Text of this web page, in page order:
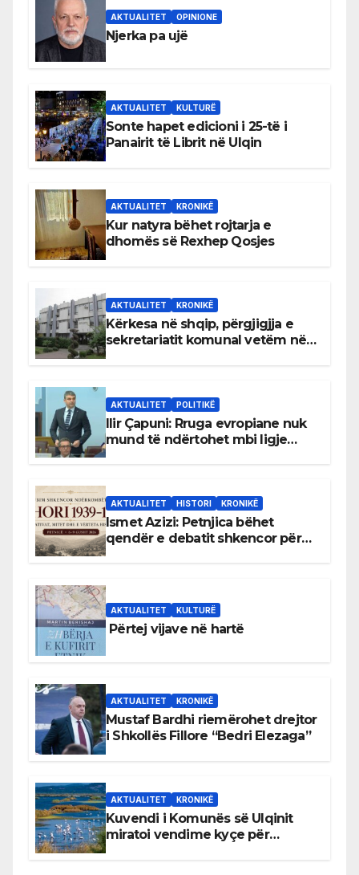
AKTUALITET OPINIONE
Njerka pa ujë
AKTUALITET KULTURË
Sonte hapet edicioni i 25-të i
Panairit të Librit në Ulqin
AKTUALITET KRONIKË
Kur natyra bëhet rojtarja e
dhomës së Rexhep Qosjes
AKTUALITET KRONIKË
Kërkesa në shqip, përgjigjja e
sekretariatit komunal vetëm në
AKTUALITET POLITIKË
Ilir Çapuni: Rruga evropiane nuk
mund të ndërtohet mbi ligje
AKTUALITET HISTORI KRONIKË
Ismet Azizi: Petnjica bëhet
qendër e debatit shkencor për
AKTUALITET KULTURË
Përtej vijave në hartë
AKTUALITET KRONIKË
Mustaf Bardhi riemërohet drejtor
i Shkollës Fillore “Bedri Elezaga”
AKTUALITET KRONIKË
Kuvendi i Komunës së Ulqinit
miratoi vendime kyçe për